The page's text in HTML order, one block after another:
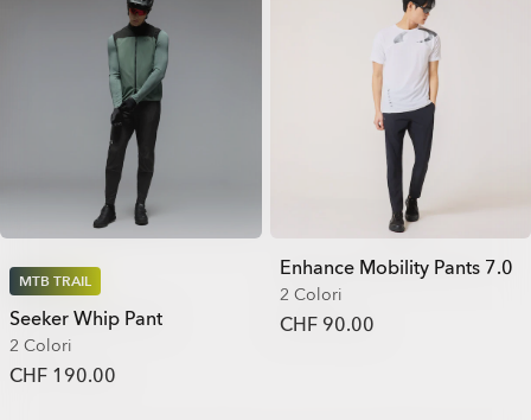
MTB TRAIL
Seeker Whip Pant
2 Colori
CHF 190.00
Enhance Mobility Pants 7.0
2 Colori
CHF 90.00